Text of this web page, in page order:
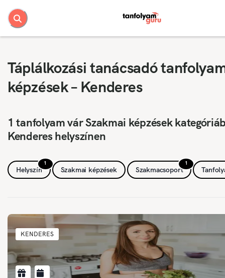
Táplálkozási tanácsadó
képzések – Kenderes
1 tanfolyam vár Szakmai képzések
Kenderes helyszínen
1
Helyszín Szakmai képzések
1
Szakmacsoport
KENDERES